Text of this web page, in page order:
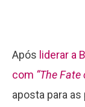
Após liderar a
com “The Fate
aposta para as